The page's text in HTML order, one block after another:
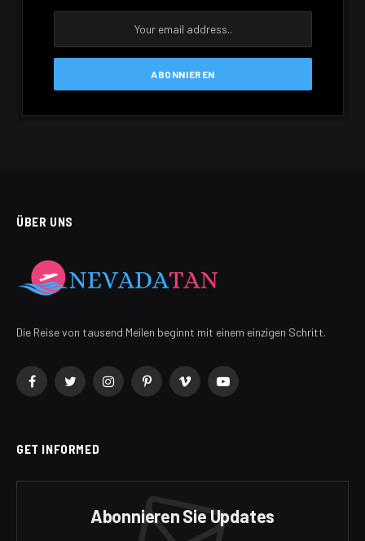
ÜBER UNS
Die Reise von tausend Meilen beginnt mit einem einzigen Schritt.
FacebookTwitterInstagramPinterestVimeo YouTube
GET INFORMED
Abonnieren Sie Updates